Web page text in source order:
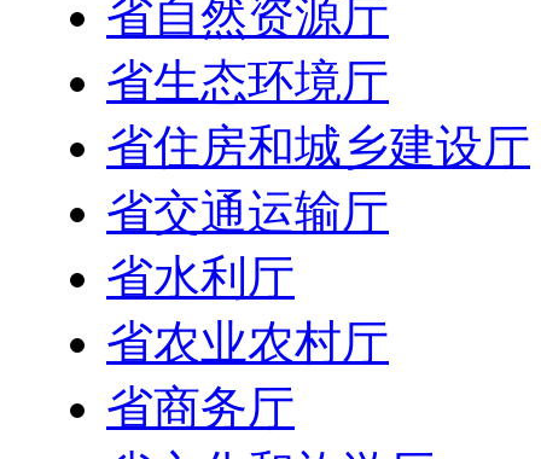
省自然资源厅
省生态环境厅
省住房和城乡建设厅
省交通运输厅
省水利厅
省农业农村厅
省商务厅